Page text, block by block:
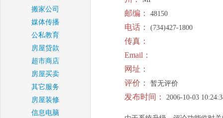
搬家公司
媒体传播
公私教育
房屋贷款
超市商店
房屋买卖
其它服务
房屋装修
信息电脑
邮编： 48150
电话： (734)427-1800
传真：
Email：
网址：
评价：
暂无评价
发布时间： 2006-10-03